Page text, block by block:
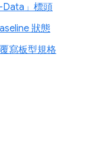
Data」標頭
狀態
寫板型規格